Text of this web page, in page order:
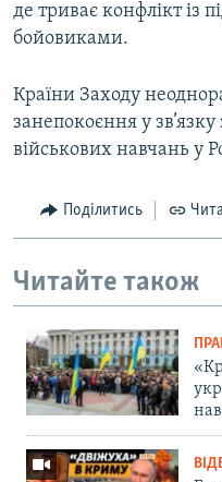
де триває конфлікт із
бойовиками.
Країни Заходу
занепокоєння у
військових навчань у
Поділитись
Читайте також